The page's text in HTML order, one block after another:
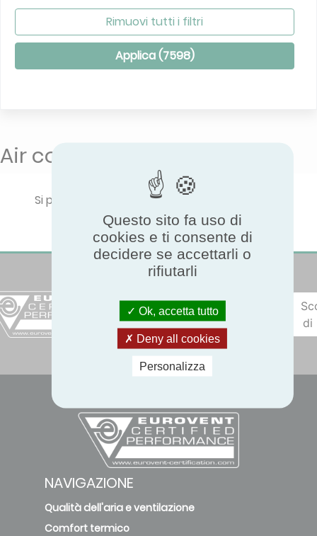
Rimuovi tutti i filtri
Applica (7598)
Air conditioners
Si prega di selezionare un tipo di prodotto per
visualizzare le prestazioni certificate.
di
NAVIGAZIONE
Qualità dell'aria e ventilazione
Comfort termico
Questo sito fa uso di
cookies e ti consente di
decidere se accettarli o
rifiutarli
Ok, accetta tutto
Deny all cookies
Personalizza